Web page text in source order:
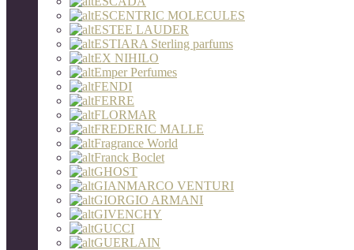
ESCENTRIC MOLECULES
ESTEE LAUDER
ESTIARA Sterling parfums
EX NIHILO
Emper Perfumes
FENDI
FERRE
FLORMAR
FREDERIC MALLE
Fragrance World
Franck Boclet
GHOST
GIANMARCO VENTURI
GIORGIO ARMANI
GIVENCHY
GUCCI
GUERLAIN